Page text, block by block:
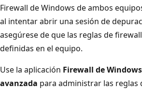
Firewall de Windows de ambos
al intentar abrir una sesión de
asegúrese de que las reglas de
definidas en el equipo.
Use la aplicación Firewall de
avanzada para administrar las reglas